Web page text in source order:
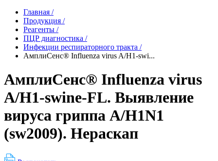
Главная /
Продукция /
Реагенты /
ПЦР диагностика /
Инфекции респираторного тракта /
АмплиСенс® Influenza virus A/H1-swi...
АмплиСенс® Influenza virus
A/H1-swine-FL. Выявление
вируса гриппа A/H1N1
(sw2009). Нераскап